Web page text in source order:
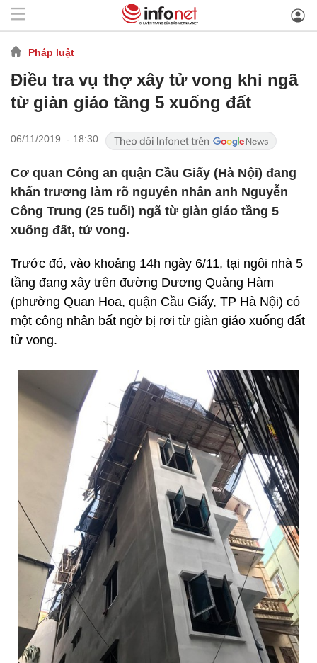
Pháp luật
Điều tra vụ thợ xây tử vong khi ngã
từ giàn giáo tầng 5 xuống đất
06/11/2019 - 18:30
Cơ quan Công an quận Cầu Giấy (Hà Nội) đang
khẩn trương làm rõ nguyên nhân anh Nguyễn
Công Trung (25 tuổi) ngã từ giàn giáo tầng 5
xuống đất, tử vong.
Trước đó, vào khoảng 14h ngày 6/11, tại ngôi nhà 5
tầng đang xây trên đường Dương Quảng Hàm
(phường Quan Hoa, quận Cầu Giấy, TP Hà Nội) có
một công nhân bất ngờ bị rơi từ giàn giáo xuống đất
tử vong.